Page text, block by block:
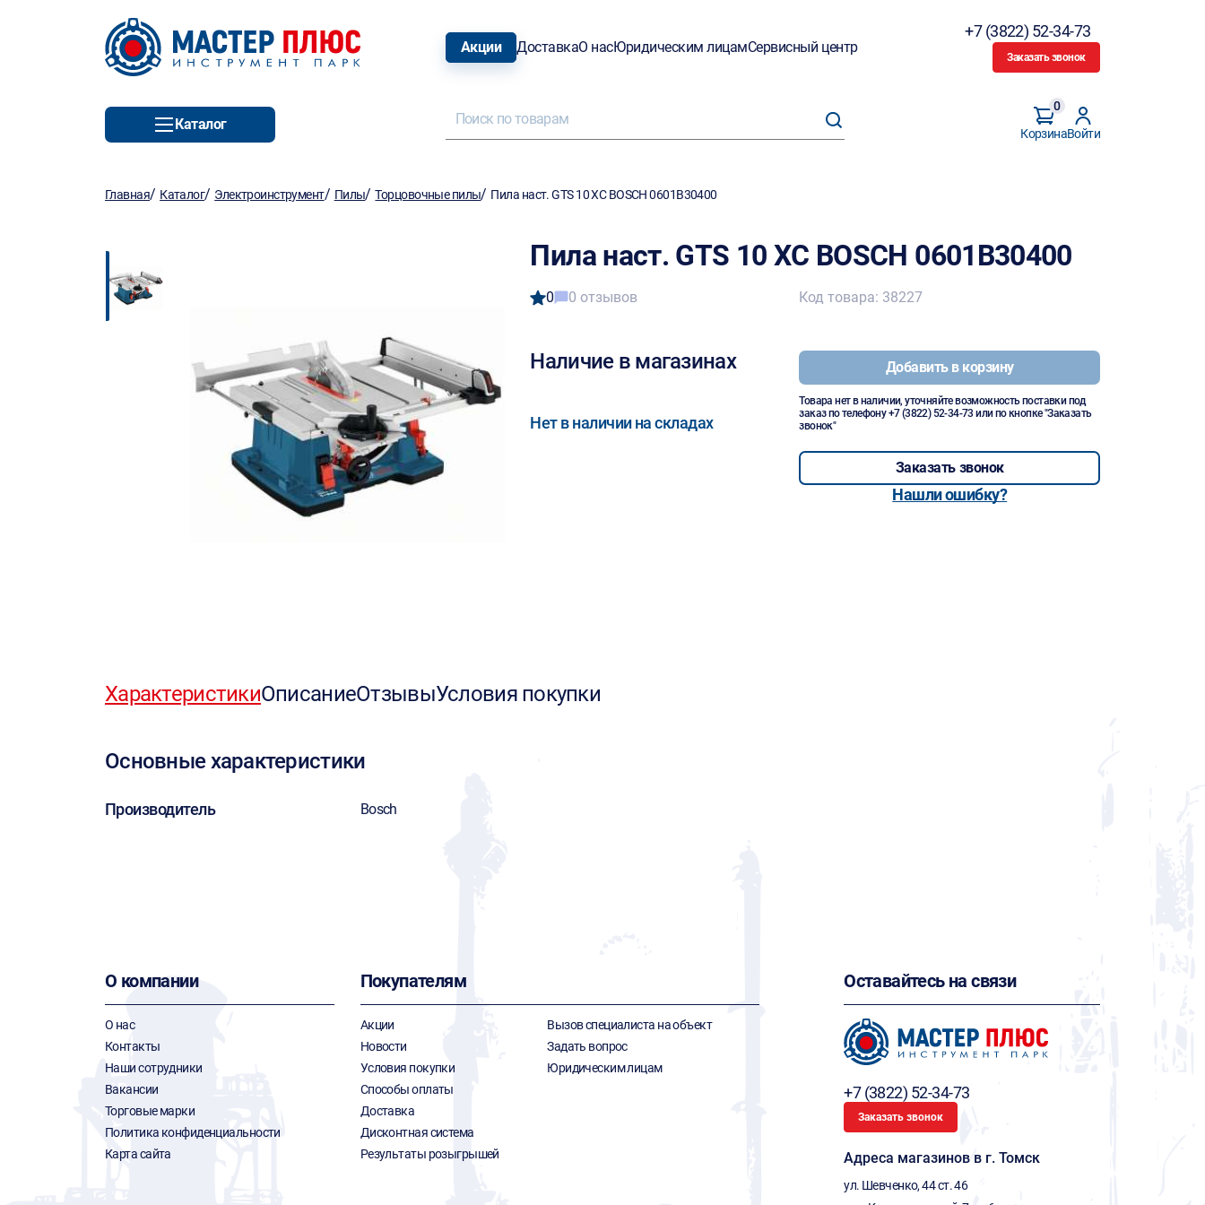
Акции ДоставкаО насЮридическим лицамСервисный центр
+7 (3822) 52-34-73
Заказать звонок
Каталог
Корзина
0
Войти
Главная/ Каталог/ Электроинструмент/ Пилы/Торцовочные пилы/ Пила наст. GTS 10 XC BOSCH 0601B30400
Пила наст. GTS 10 XC BOSCH 0601B30400
0 0 отзывов
Наличие в магазинах
Нет в наличии на складах
Код товара: 38227
Добавить в корзину
Товара нет в наличии, уточняйте возможность поставки под
заказ по телефону+7 (3822) 52-34-73 или по кнопке "Заказать
звонок"
Заказать звонок
Нашли ошибку?
ХарактеристикиОписаниеОтзывыУсловия покупки
Основные характеристики
Производитель Bosch
О компании
О нас
Контакты
Наши сотрудники
Вакансии
Торговые марки
Политика конфиденциальности
Карта сайта
Покупателям
Акции
Новости
Условия покупки
Способы оплаты
Доставка
Дисконтная система
Результаты розыгрышей
Вызов специалиста на объект
Задать вопрос
Юридическим лицам
Оставайтесь на связи
+7 (3822) 52-34-73
Заказать звонок
Адреса магазинов в г. Томск
ул. Шевченко, 44 ст. 46